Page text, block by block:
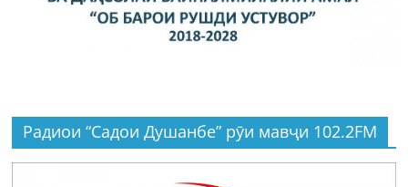
Радиои “Садои Душанбе” рӯи мавҷи 102.2FM